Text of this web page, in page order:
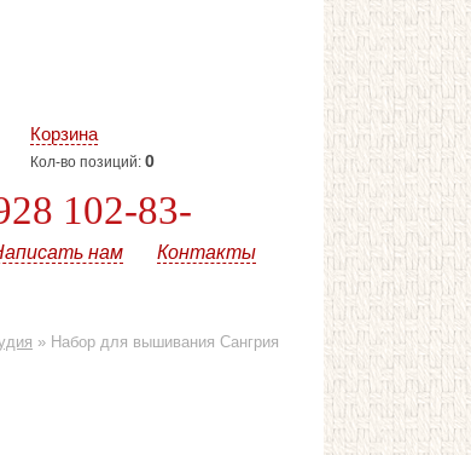
Корзина
Кол-во позиций: 0
102-83-
нам Контакты
» Набор для вышивания Сангрия